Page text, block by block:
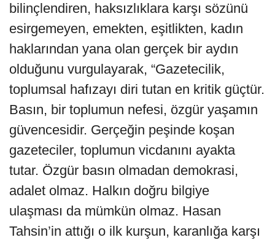
bilinçlendiren, haksızlıklara karşı sözünü
esirgemeyen, emekten, eşitlikten, kadın
haklarından yana olan gerçek bir aydın
olduğunu vurgulayarak, “Gazetecilik,
toplumsal hafızayı diri tutan en kritik güçtür.
Basın, bir toplumun nefesi, özgür yaşamın
güvencesidir. Gerçeğin peşinde koşan
gazeteciler, toplumun vicdanını ayakta
tutar. Özgür basın olmadan demokrasi,
adalet olmaz. Halkın doğru bilgiye
ulaşması da mümkün olmaz. Hasan
Tahsin’in attığı o ilk kurşun, karanlığa karşı